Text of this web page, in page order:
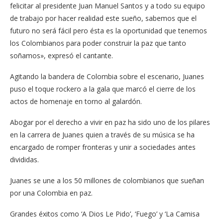
felicitar al presidente Juan Manuel Santos y a todo su equipo
de trabajo por hacer realidad este sueño, sabemos que el
futuro no será fácil pero ésta es la oportunidad que tenemos
los Colombianos para poder construir la paz que tanto
soñamos», expresó el cantante.
Agitando la bandera de Colombia sobre el escenario, Juanes
puso el toque rockero a la gala que marcó el cierre de los
actos de homenaje en torno al galardón.
Abogar por el derecho a vivir en paz ha sido uno de los pilares
en la carrera de Juanes quien a través de su música se ha
encargado de romper fronteras y unir a sociedades antes
divididas.
Juanes se une a los 50 millones de colombianos que sueñan
por una Colombia en paz.
Grandes éxitos como ‘A Dios Le Pido’, ‘Fuego’ y ‘La Camisa